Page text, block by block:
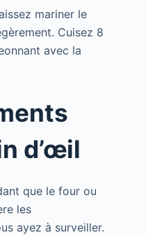
mariner le
Cuisez 8
avec la
d’œil
que le four ou
les
ayez à surveiller.